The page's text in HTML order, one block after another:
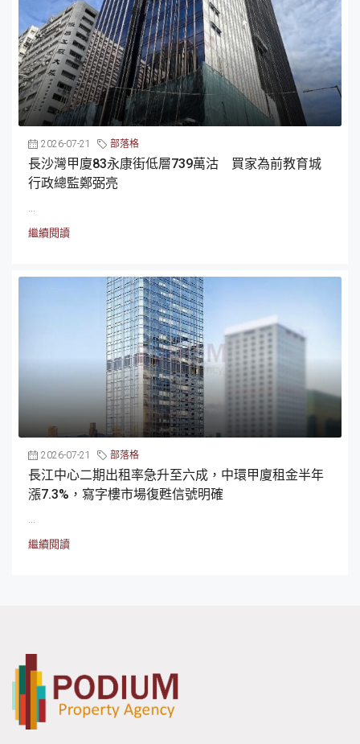
2026-07-21 部落格
長沙灣甲廈83永康街低層739萬沽 買家為前教育城
行政總監鄭弼亮
繼續閱讀
2026-07-21 部落格
長江中心二期出租率急升至六成，中環甲廈租金半年
漲7.3%，寫字樓市場復甦信號明確
繼續閱讀